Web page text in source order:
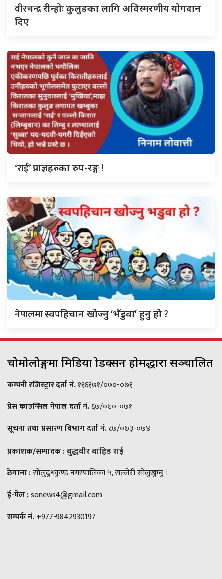
वीरचन्द्ररीन्होः कुलुङका लागि अविस्मरणीय योगदान
दिए
‘राई’प्राज्ञहरुका रुप-रङ्ग !
नेपालमास्वपहिचान खोज्नु ‘भँडुवा’ हुनु हो ?
चोमोलोङ्गमा मिडिया प्रोडक्सन होमद्धारा सञ्चालित
कम्पनी रजिस्ट्रार दर्ता नं.११६१७१/०७०-०७१
प्रेस काउन्सिल नेपाल दर्ता नं.६७/०७०-०७१
सूचना तथा प्रसारण विभाग दर्ता नं.८७/०७३-०७४
प्रकाशक/सम्पादक :बुद्धवीर बाहिङ राई
ठेगाना :सोलुदुधकुण्ड नगरपालिका ५, सल्लेरी सोलुखुम्बु ।
ई-मेल :sonews4@gmail.com
सम्पर्क नं.+977-9842930197